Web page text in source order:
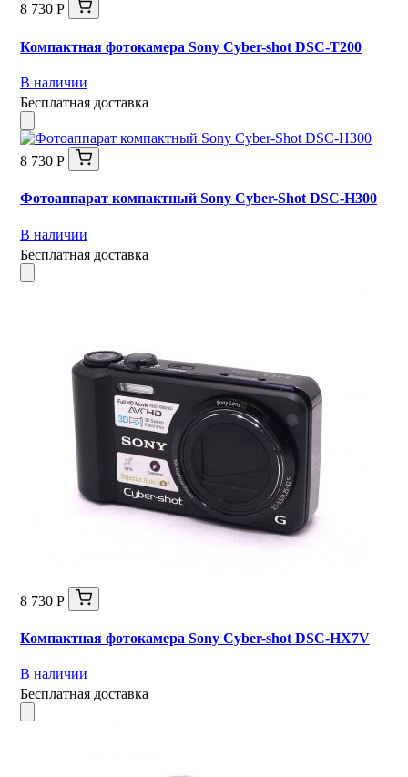
8 730 Р
Компактная фотокамера Sony Cyber-shot DSC-T200
В наличии
Бесплатная доставка
8 730 Р
Фотоаппарат компактный Sony Cyber-Shot DSC-H300
В наличии
Бесплатная доставка
8 730 Р
Компактная фотокамера Sony Cyber-shot DSC-HX7V
В наличии
Бесплатная доставка